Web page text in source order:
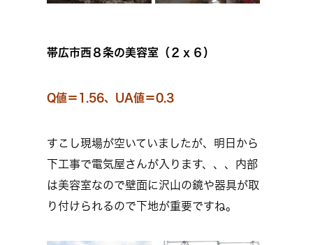
帯広市西８条の美容室（２ｘ６）
Q値＝1.56、UA値＝0.3
すこし現場が空いていましたが、明日から
下工事で電気屋さんが入ります、、、内部
は美容室なので壁面に沢山の鏡や器具が取
り付けられるので下地が重要ですね。